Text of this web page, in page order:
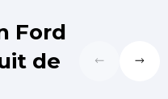
Ford
de